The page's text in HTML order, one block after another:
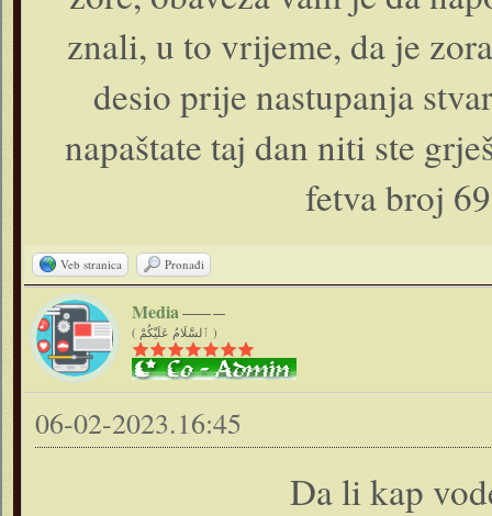
znali, u to vrijeme, da je
desio prije nastupanja
napaštate taj dan niti ste
fetva broj
Veb stranica Pronađi
Media
( ٱلسَّلَامُ عَلَيْكُمْ )
06-02-2023.16:45
Da li kap